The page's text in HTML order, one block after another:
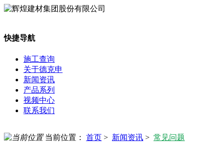
快捷导航
施工查询
关于德克申
新闻资讯
产品系列
视频中心
联系我们
当前位置： 首页 > 新闻资讯 > 常见问题